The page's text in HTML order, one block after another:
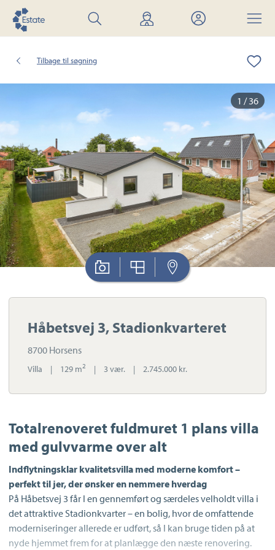
Søg
bolig
Find
mægler
Mit
Estate
Menu
Tilbage til søgning
1 / 36
Håbetsvej 3, Stadionkvarteret
8700 Horsens
Villa | 129 m2 | 3 vær. | 2.745.000 kr.
Totalrenoveret fuldmuret 1 plans villa
med gulvvarme over alt
Indflytningsklar kvalitetsvilla med moderne komfort –
perfekt til jer, der ønsker en nemmere hverdag
På Håbetsvej 3 får I en gennemført og særdeles velholdt villa i
det attraktive Stadionkvarter – en bolig, hvor de omfattende
moderniseringer allerede er udført, så I kan bruge tiden på at
nyde hjemmet frem for at planlægge den næste renovering.